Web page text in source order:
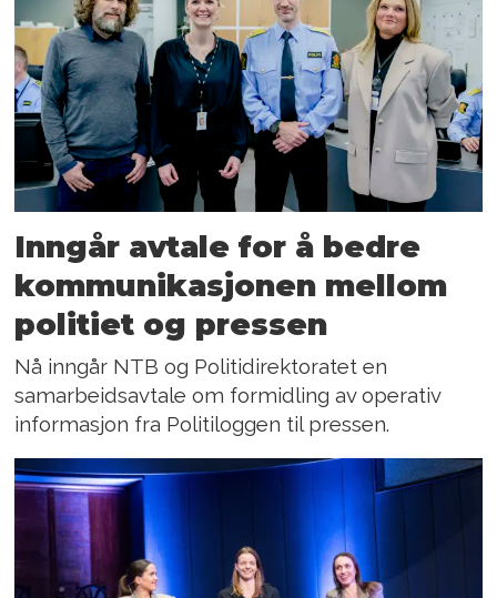
Inngår avtale for å bedre
kommunikasjonen mellom
politiet og pressen
Nå inngår NTB og Politidirektoratet en
samarbeidsavtale om formidling av operativ
informasjon fra Politiloggen til pressen.